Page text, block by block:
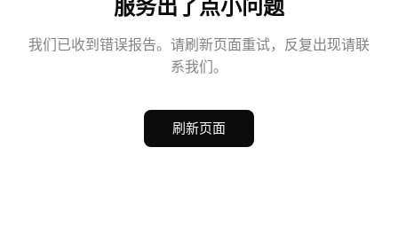
服务出了点小问题
我们已收到错误报告。请刷新页面重试，反复出现请联
系我们。
刷新页面